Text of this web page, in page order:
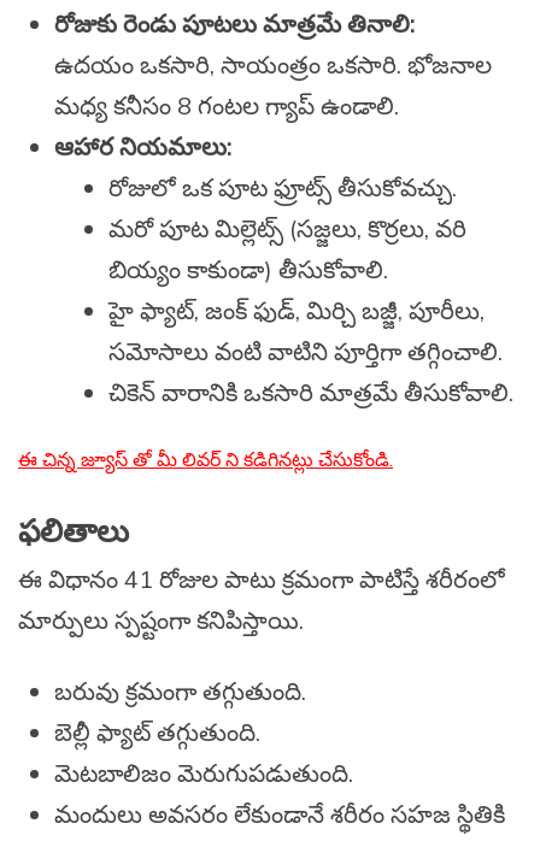
రోజుకు రెండు పూటలు మాత్రమే తినాలి:
ఉదయం ఒకసారి, సాయంత్రం ఒకసారి. భోజనాల
మధ్య కనీసం 8 గంటల గ్యాప్ ఉండాలి.
ఆహార నియమాలు:
రోజులో ఒక పూట ఫ్రూట్స్ తీసుకోవచ్చు.
మరో పూట మిల్లెట్స్ (సజ్జలు, కొర్రలు, వరి
బియ్యం కాకుండా) తీసుకోవాలి.
హై ఫ్యాట్, జంక్ ఫుడ్, మిర్చి బజ్జీ, పూరీలు,
సమోసాలు వంటి వాటిని పూర్తిగా తగ్గించాలి.
చికెన్ వారానికి ఒకసారి మాత్రమే తీసుకోవాలి.
ఈ చిన్న జ్యూస్ తో మీ లివర్ ని కడిగినట్లు చేసుకోండి.
ఫలితాలు
ఈ విధానం 41 రోజుల పాటు క్రమంగా పాటిస్తే శరీరంలో
మార్పులు స్పష్టంగా కనిపిస్తాయి.
బరువు క్రమంగా తగ్గుతుంది.
బెల్లీ ఫ్యాట్ తగ్గుతుంది.
మెటబాలిజం మెరుగుపడుతుంది.
మందులు అవసరం లేకుండానే శరీరం సహజ స్థితికి